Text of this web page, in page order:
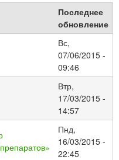
Последнее
обновление
Вс,
07/06/2015 -
09:46
Втр,
17/03/2015 -
14:57
Пнд,
16/03/2015 -
22:45